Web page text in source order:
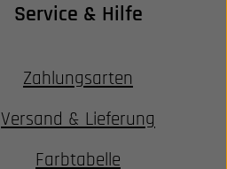
Service & Hilfe
Zahlungsarten
Versand & Lieferung
Farbtabelle